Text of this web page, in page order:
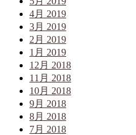
4月 2019
3月 2019
2月 2019
1月 2019
12月 2018
11月 2018
10月 2018
9月 2018
8月 2018
7月 2018